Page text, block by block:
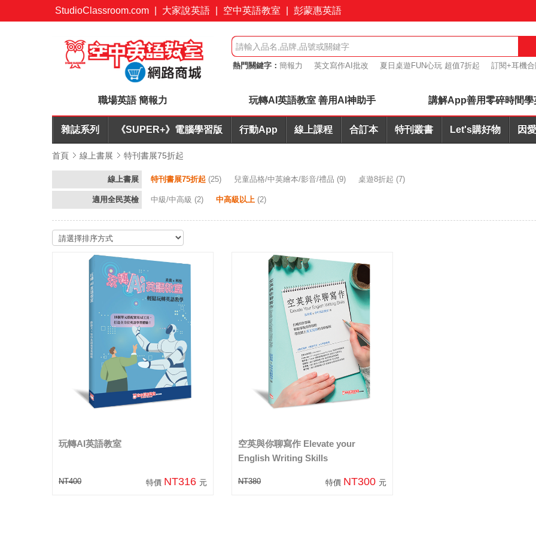
StudioClassroom.com 大家說英語 空中英語教室 彭蒙惠英語
熱門關鍵字： 簡報力 英文寫作AI批改 夏日桌遊FUN心玩 超值7折起
訂閱+耳機
職場英語 簡報力 玩轉AI英語教室 善用AI神助手 講解App善用零碎時間學
雜誌系列 《SUPER+》電腦學習版 行動App 線上課程 合訂本 特刊叢書 Let's購好物 因
首頁 線上書展 特刊書展75折起
線上書展 特刊書展75折起 (25) 兒童品格/中英繪本/影音/禮品 (9) 桌遊8折起 (7)
適用全民英檢 中級/中高級 (2) 中高級以上 (2)
玩轉AI英語教室
NT400 特價 NT316 元
空英與你聊寫作 Elevate your
English Writing Skills
NT380 特價 NT300 元